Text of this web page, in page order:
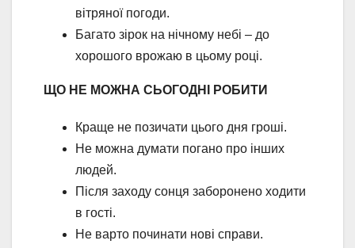
вітряної погоди.
Багато зірок на нічному небі – до
хорошого врожаю в цьому році.
ЩО НЕ МОЖНА СЬОГОДНІ РОБИТИ
Краще не позичати цього дня гроші.
Не можна думати погано про інших
людей.
Після заходу сонця заборонено ходити
в гості.
Не варто починати нові справи.